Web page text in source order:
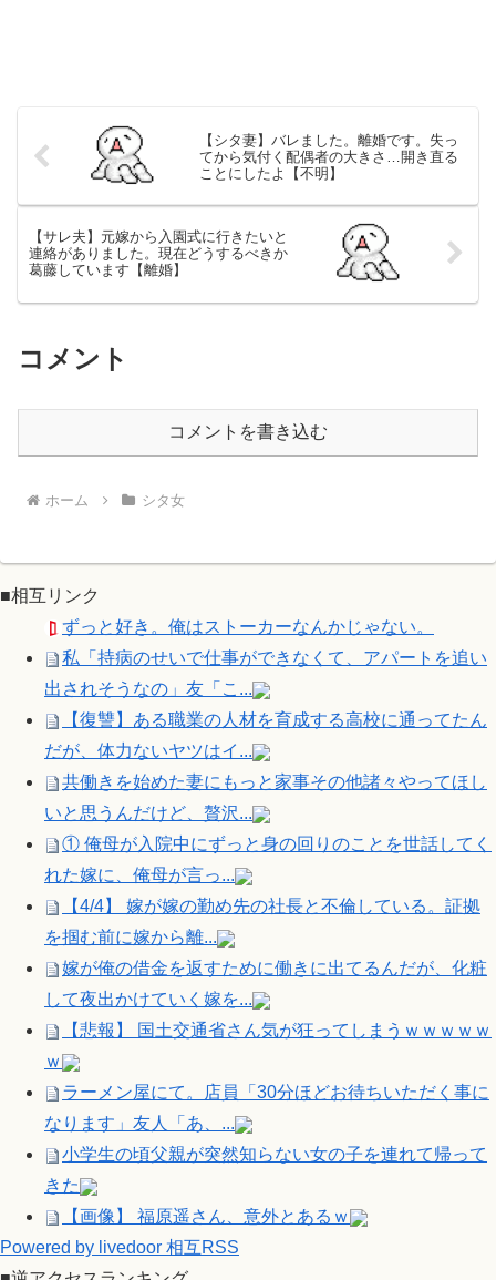
【シタ妻】バレました。離婚です。失っ
てから気付く配偶者の大きさ…開き直る
ことにしたよ【不明】
【サレ夫】元嫁から入園式に行きたいと
連絡がありました。現在どうするべきか
葛藤しています【離婚】
コメント
コメントを書き込む
ホーム シタ女
■相互リンク
ずっと好き。俺はストーカーなんかじゃない。
私「持病のせいで仕事ができなくて、アパートを追い
出されそうなの」友「こ...
【復讐】ある職業の人材を育成する高校に通ってたん
だが、体力ないヤツはイ...
共働きを始めた妻にもっと家事その他諸々やってほし
いと思うんだけど、贅沢...
① 俺母が入院中にずっと身の回りのことを世話してく
れた嫁に、俺母が言っ...
【4/4】 嫁が嫁の勤め先の社長と不倫している。証拠
を掴む前に嫁から離...
嫁が俺の借金を返すために働きに出てるんだが、化粧
して夜出かけていく嫁を...
【悲報】 国土交通省さん気が狂ってしまうｗｗｗｗｗ
ｗ
ラーメン屋にて。店員「30分ほどお待ちいただく事に
なります」友人「あ、...
小学生の頃父親が突然知らない女の子を連れて帰って
きた
【画像】 福原遥さん、意外とあるｗ
Powered by livedoor 相互RSS